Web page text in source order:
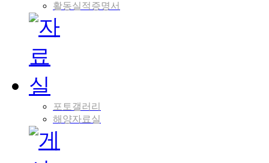
활동실적증명서
포토갤러리
해양자료실